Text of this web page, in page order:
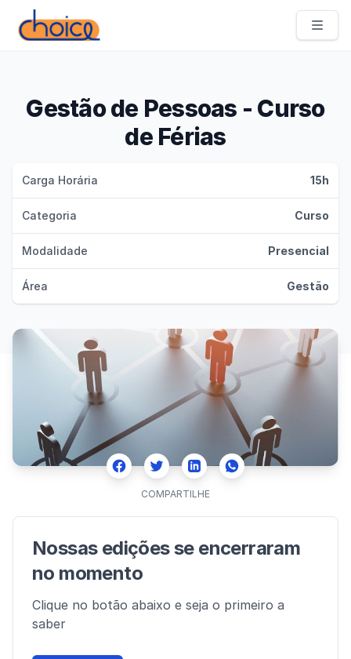
Choice Academia de Profissões
Gestão de Pessoas - Curso
de Férias
Carga Horária 15h
Categoria Curso
Modalidade Presencial
Área Gestão
FacebookTwitterLinkedinWhatsapp
COMPARTILHE
Nossas edições se encerraram
no momento
Clique no botão abaixo e seja o primeiro a
saber